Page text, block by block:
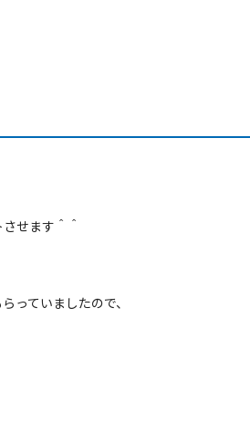
せます＾＾
っていましたので、